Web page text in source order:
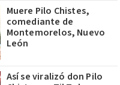
Muere Pilo Chistes,
comediante de
Montemorelos, Nuevo
León
Así se viralizó don Pilo